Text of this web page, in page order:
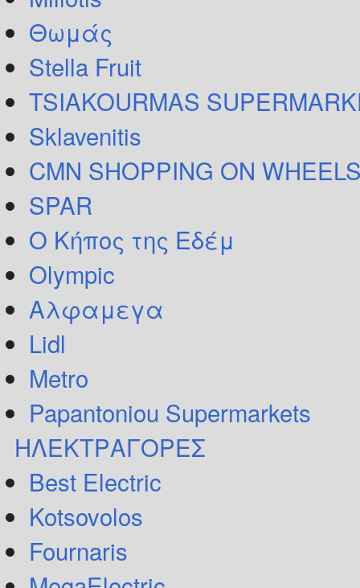
Θωμάς
Stella Fruit
TSIAKOURMAS
Sklavenitis
CMN SHOPPING ON
SPAR
Ο Κήπος της Εδέμ
Olympic
Αλφαμεγα
Lidl
Metro
Papantoniou Supermarkets
ΗΛΕΚΤΡΑΓΟΡΕΣ
Best Electric
Kotsovolos
Fournaris